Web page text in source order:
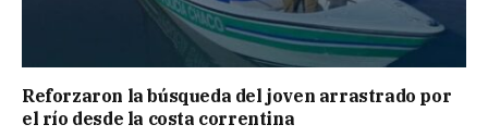
Reforzaron la búsqueda del joven arrastrado por
el río desde la costa correntina